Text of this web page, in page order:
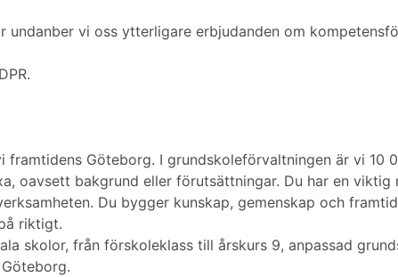
vi oss ytterligare erbjudanden om
Göteborg. I grundskoleförvaltningen är vi 10
oavsett bakgrund eller förutsättningar. Du har en viktig
Du bygger kunskap, gemenskap och
riktigt.
skolor, från förskoleklass till årskurs 9, anpassad